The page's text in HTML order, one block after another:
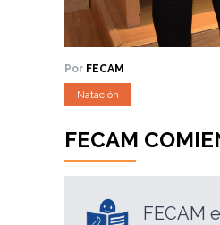
Por FECAM
Natación
FECAM
FECAM